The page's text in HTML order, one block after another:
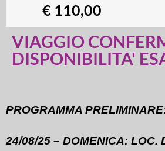
€ 110,00
VIAGGIO
DISPONIBILITA'
PROGRAMMA
24/08/25 – DOMENICA: LOC.